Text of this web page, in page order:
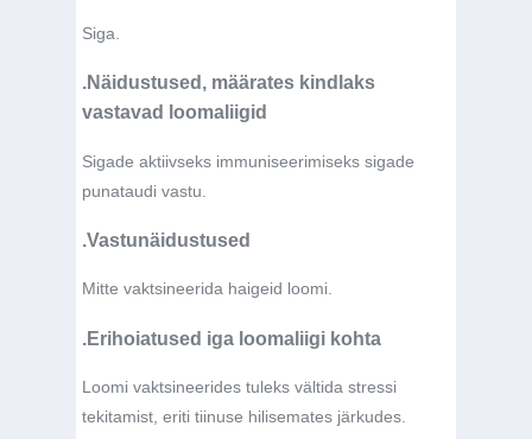
Siga.
.Näidustused, määrates kindlaks
vastavad loomaliigid
Sigade aktiivseks immuniseerimiseks sigade
punataudi vastu.
.Vastunäidustused
Mitte vaktsineerida haigeid loomi.
.Erihoiatused iga loomaliigi kohta
Loomi vaktsineerides tuleks vältida stressi
tekitamist, eriti tiinuse hilisemates järkudes.